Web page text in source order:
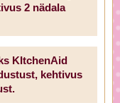
2 nädala
KItchenAid
kehtivus